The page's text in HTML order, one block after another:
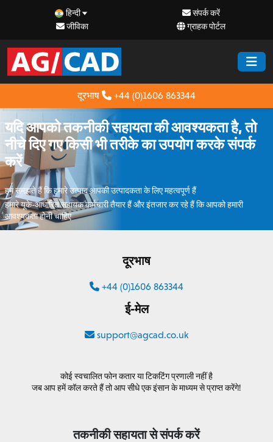
हिन्दी
संपर्क करें
जीविका
ग्राहक पोर्टल
दूरभाष +44 (0)1606 863344
यदि आपको तकनीकी सहायता की आवश्यकता है, तो
नीचे दिए गए किसी भी तरीके का उपयोग करके संपर्क
करें
हम समझते हैं कि हमारे उत्पाद आपकी उत्पादकता के लिए महत्वपूर्ण हैं
हमारे यूके-आधारित सहायक कर्मचारी तैयार हैं और इंतजार कर रहे हैं कि आपको हमारी
आवश्यकता होनी चाहिए
दूरभाष
+44 (0)1606 863344
ई-मेल
support@agcad.co.uk
कोई स्वचालित फोन कतार या टिकटिंग प्रणाली नहीं है
जब आप हमें कॉल करते हैं तो आप सीधे एक इंसान के माध्यम से प्राप्त करेंगे!
तकनीकी सहायता से संपर्क करें